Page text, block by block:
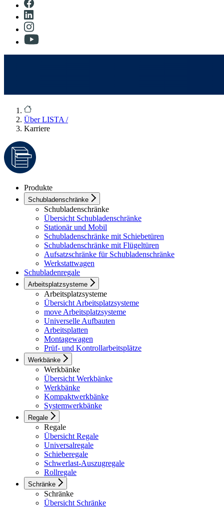
Über LISTA /
Karriere
Produkte
Schubladenschränke
Schubladenschränke
Übersicht Schubladenschränke
Stationär und Mobil
Schubladenschränke mit Schiebetüren
Schubladenschränke mit Flügeltüren
Aufsatzschränke für Schubladenschränke
Werkstattwagen
Schubladenregale
Arbeitsplatzsysteme
Arbeitsplatzsysteme
Übersicht Arbeitsplatzsysteme
move Arbeitsplatzsysteme
Universelle Aufbauten
Arbeitsplatten
Montagewagen
Prüf- und Kontrollarbeitsplätze
Werkbänke
Werkbänke
Übersicht Werkbänke
Werkbänke
Kompaktwerkbänke
Systemwerkbänke
Regale
Regale
Übersicht Regale
Universalregale
Schieberegale
Schwerlast-Auszugregale
Rollregale
Schränke
Schränke
Übersicht Schränke